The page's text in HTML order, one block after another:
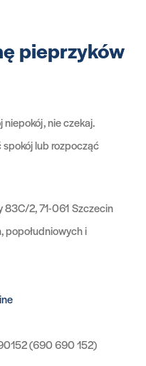
pieprzyków
niepokój, nie czekaj.
lub rozpocząć
83C/2, 71-061 Szczecin
popołudniowych i
(690 690 152)